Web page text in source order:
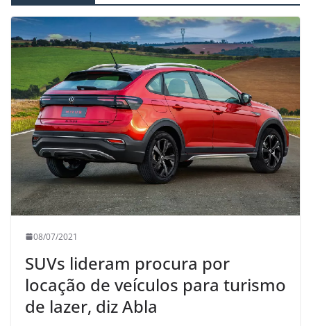
08/07/2021
SUVs lideram procura por
locação de veículos para turismo
de lazer, diz Abla